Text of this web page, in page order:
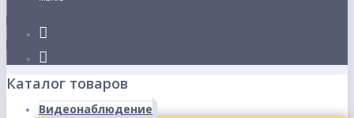
Каталог товаров
Видеонаблюдение